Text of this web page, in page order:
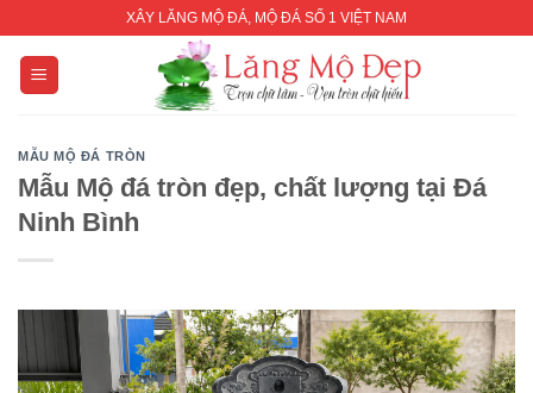
content
XÂY LĂNG MỘ ĐÁ, MỘ ĐÁ SỐ 1 VIỆT NAM
MẪU MỘ ĐÁ TRÒN
Mẫu Mộ đá tròn đẹp, chất lượng tại Đá
Ninh Bình